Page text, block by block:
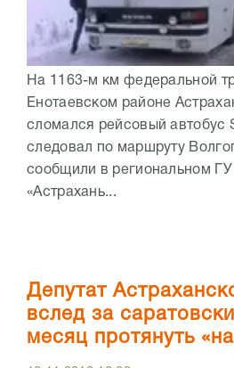
На 1163-м км федеральной
Енотаевском районе
сломался рейсовый автобус
следовал по маршруту
сообщили в региональном
«Астрахань...
Депутат
вслед за
месяц протянуть